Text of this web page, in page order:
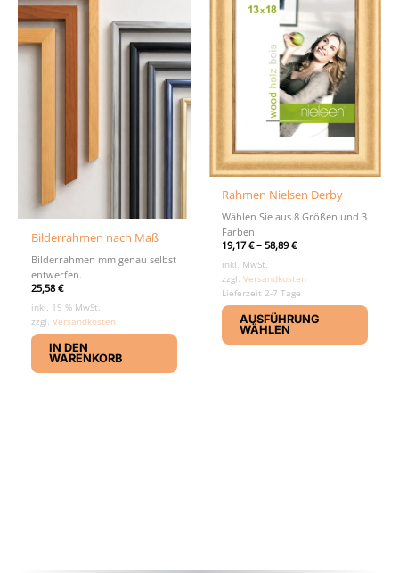
auf
der
Produktseite
gewählt
werden
Bilderrahmen nach Maß
Bilderrahmen mm genau selbst
entwerfen.
25,58€
inkl. 19 % MwSt.
zzgl.Versandkosten
IN DEN
WARENKORB
Rahmen Nielsen Derby
Wählen Sie aus 8 Größen und 3
Farben.
19,17€–58,89€
inkl. MwSt.
zzgl.Versandkosten
Lieferzeit 2-7 Tage
AUSFÜHRUNG
WÄHLEN
weist